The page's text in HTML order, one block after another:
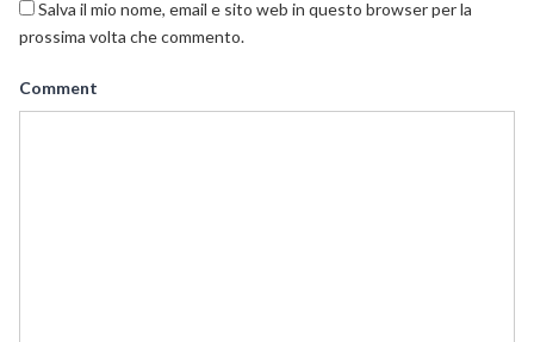
Salva il mio nome, email e sito web in questo browser per la
prossima volta che commento.
Comment